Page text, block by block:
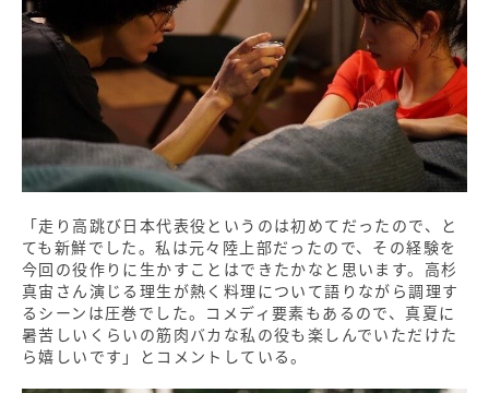
「走り高跳び日本代表役というのは初めてだったので、と
ても新鮮でした。私は元々陸上部だったので、その経験を
今回の役作りに生かすことはできたかなと思います。高杉
真宙さん演じる理生が熱く料理について語りながら調理す
るシーンは圧巻でした。コメディ要素もあるので、真夏に
暑苦しいくらいの筋肉バカな私の役も楽しんでいただけた
ら嬉しいです」とコメントしている。